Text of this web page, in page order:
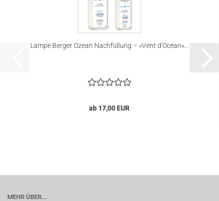
Lampe Berger Ozean Nachfüllung – »Vent d'Océan«...
ab 17,00 EUR
MEHR ÜBER...